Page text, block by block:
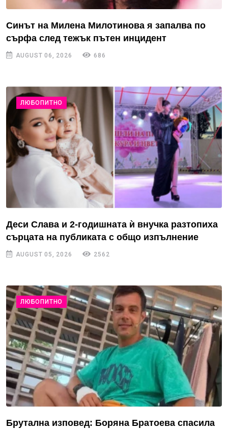
Синът на Милена Милотинова я запалва по
сърфа след тежък пътен инцидент
AUGUST 06, 2026 686
ЛЮБОПИТНО
Деси Слава и 2-годишната ѝ внучка разтопиха
сърцата на публиката с общо изпълнение
AUGUST 05, 2026 2562
ЛЮБОПИТНО
Брутална изповед: Боряна Братоева спасила